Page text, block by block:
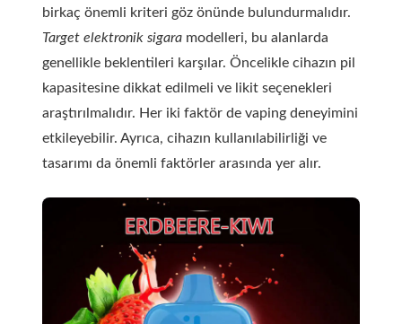
birkaç önemli kriteri göz önünde bulundurmalıdır.
Target elektronik sigara modelleri, bu alanlarda
genellikle beklentileri karşılar. Öncelikle cihazın pil
kapasitesine dikkat edilmeli ve likit seçenekleri
araştırılmalıdır. Her iki faktör de vaping deneyimini
etkileyebilir. Ayrıca, cihazın kullanılabilirliği ve
tasarımı da önemli faktörler arasında yer alır.